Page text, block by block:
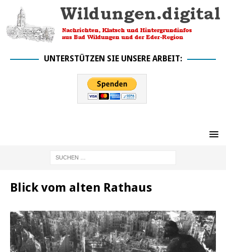
UNTERSTÜTZEN SIE UNSERE ARBEIT:
Blick vom alten Rathaus